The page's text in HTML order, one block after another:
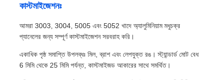
কাস্টমাইজেশনঃ
আমরা 3003, 3004, 5005 এবং 5052 খাদে অ্যালুমিনিয়াম মধুচক্র
প্যানেলের জন্য সম্পূর্ণ কাস্টমাইজেশন সরবরাহ করি।
একাধিক পৃষ্ঠ সমাপ্তি উপলব্ধঃ মিল, ব্রাশ এবং লেপযুক্ত রঙ। স্ট্যান্ডার্ড মোট বেধ
6 মিমি থেকে 25 মিমি পর্যন্ত, কাস্টমাইজড আকারের সাথে সমর্থিত।